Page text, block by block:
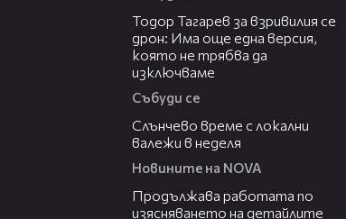
Тодор Тагарев за взривилия се
дрон: Има още една версия,
която не трябва да
изключваме
Събуди се
Слънчево време с локални
валежи в неделя
Новините на NOVA
Продължава работата по
изясняването на детайлите